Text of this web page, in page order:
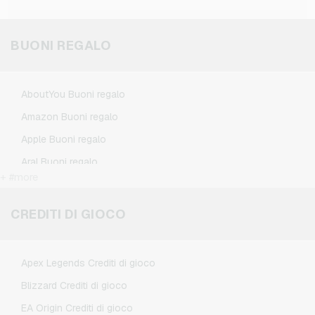
BUONI REGALO
AboutYou Buoni regalo
Amazon Buoni regalo
Apple Buoni regalo
Aral Buoni regalo
CircleK Buoni regalo
CREDITI DI GIOCO
Apex Legends Crediti di gioco
Blizzard Crediti di gioco
EA Origin Crediti di gioco